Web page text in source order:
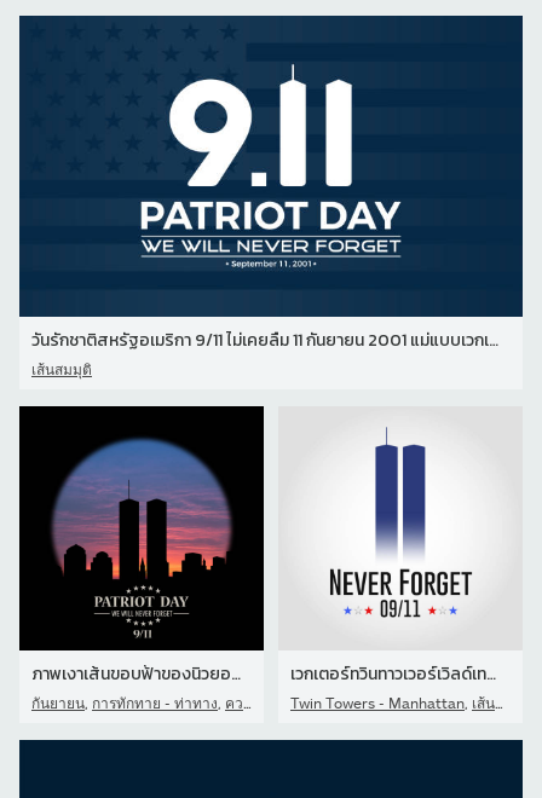
วันรักชาติสหรัฐอเมริกา 9/11 ไม่เคยลืม 11 กันยายน 2001 แม่แบบเวกเตอ
เส้นสมมุติ
ภาพเงาเส้นขอบฟ้าของนิวยอร์กพร้อมตึกแฝดยามพระอาทิตย์ตกดินในกรอบกลมส
กันยายน, การทักทาย - ท่าทาง, ความทรงจำ
เวกเตอร์ทวินทาวเวอร์เวิลด์เทรดเซ็นเตอร์ - Homage to 9/11 - อย่าลืม
Twin Towers - Manhattan, เส้นสมมุติ